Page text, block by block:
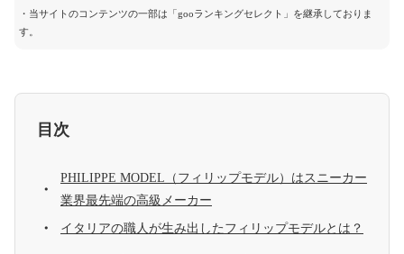
・当サイトのコンテンツの一部は「gooランキングセレクト」を継承しておりま
す。
目次
PHILIPPE MODEL（フィリップモデル）はスニーカー
業界最先端の高級メーカー
イタリアの職人が生み出したフィリップモデルとは？